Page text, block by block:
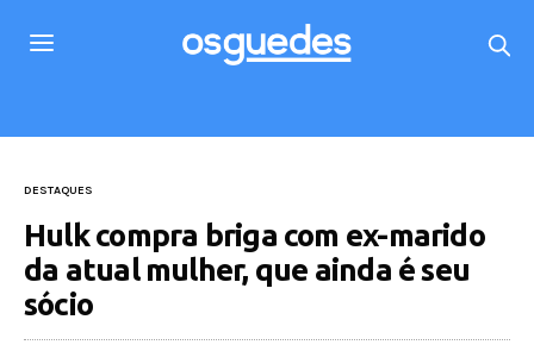
DESTAQUES
Hulk compra briga com ex-marido
da atual mulher, que ainda é seu
sócio